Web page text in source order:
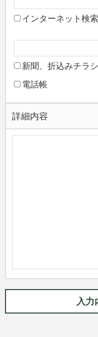
一乗寺
洞慶院
円応寺
インターネット検索
新聞、折込みチラ
電話帳
詳細内容
入力